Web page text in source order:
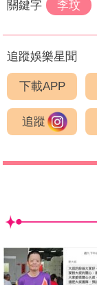
關鍵字 李玟
追蹤娛樂星聞
下載APP
追蹤